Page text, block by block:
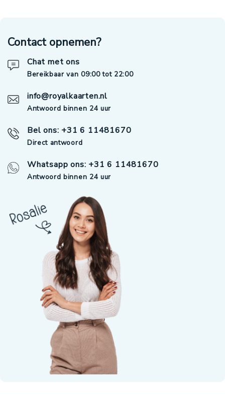
Contact opnemen?
Chat met ons
Bereikbaar van 09:00 tot 22:00
info@royalkaarten.nl
Antwoord binnen 24 uur
Bel ons: +31 6 11481670
Direct antwoord
Whatsapp ons: +31 6 11481670
Antwoord binnen 24 uur